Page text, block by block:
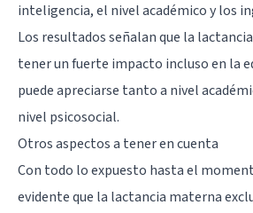
inteligencia, el nivel académico y los
Los resultados señalan que la
tener un fuerte impacto incluso en la
puede apreciarse tanto a nivel
nivel psicosocial.
Otros aspectos a tener en cuenta
Con todo lo expuesto hasta el
evidente que la lactancia materna